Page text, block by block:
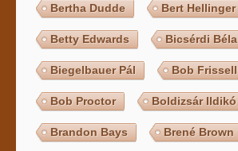
Bertha Dudde Bert Hellinger
Betty Edwards Bicsérdi Béla
Biegelbauer Pál Bob Frissell
Bob Proctor Boldizsár Ildikó
Brandon Bays Brené Brown